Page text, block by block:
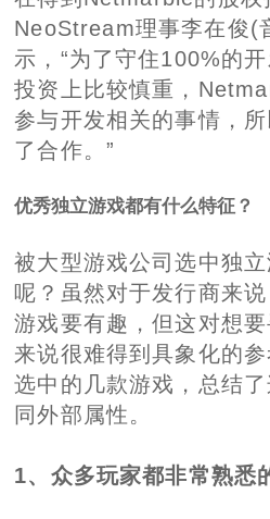
NeoStream理事李在俊(
示，“为了守住100%的
投资上比较慎重，
参与开发相关的事情，
了合作。”
优秀独立游戏都有什么特征？
被大型游戏公司选中独
呢？虽然对于发行商来
游戏要有趣，但这对想
来说很难得到具象化的
选中的几款游戏，总结
同外部属性。
1、众多玩家都非常熟悉